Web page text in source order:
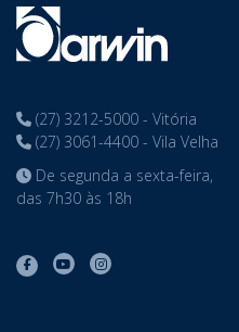
(27) 3212-5000 - Vitória
(27) 3061-4400 - Vila Velha
De segunda a sexta-feira,
das 7h30 às 18h